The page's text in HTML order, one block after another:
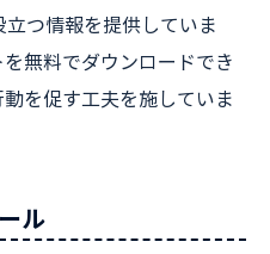
つ情報を提供していま
無料でダウンロードでき
を促す工夫を施していま
ル